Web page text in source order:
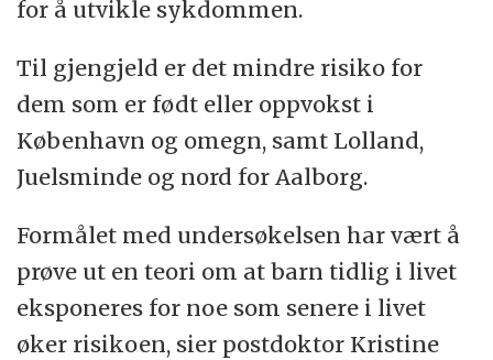
for å utvikle sykdommen.
Til gjengjeld er det mindre risiko for
dem som er født eller oppvokst i
København og omegn, samt Lolland,
Juelsminde og nord for Aalborg.
Formålet med undersøkelsen har vært å
prøve ut en teori om at barn tidlig i livet
eksponeres for noe som senere i livet
øker risikoen, sier postdoktor Kristine